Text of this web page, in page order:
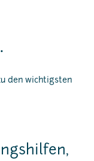
den wichtigsten